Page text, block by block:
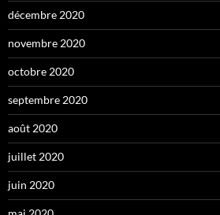
décembre 2020
novembre 2020
octobre 2020
septembre 2020
août 2020
juillet 2020
juin 2020